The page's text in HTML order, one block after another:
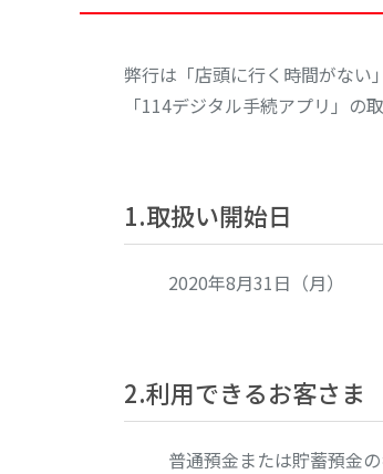
弊行は「店頭に行く時間がない
「114デジタル手続アプリ」の
1.取扱い開始日
2020年8月31日（月）
2.利用できるお客さま
普通預金または貯蓄預金